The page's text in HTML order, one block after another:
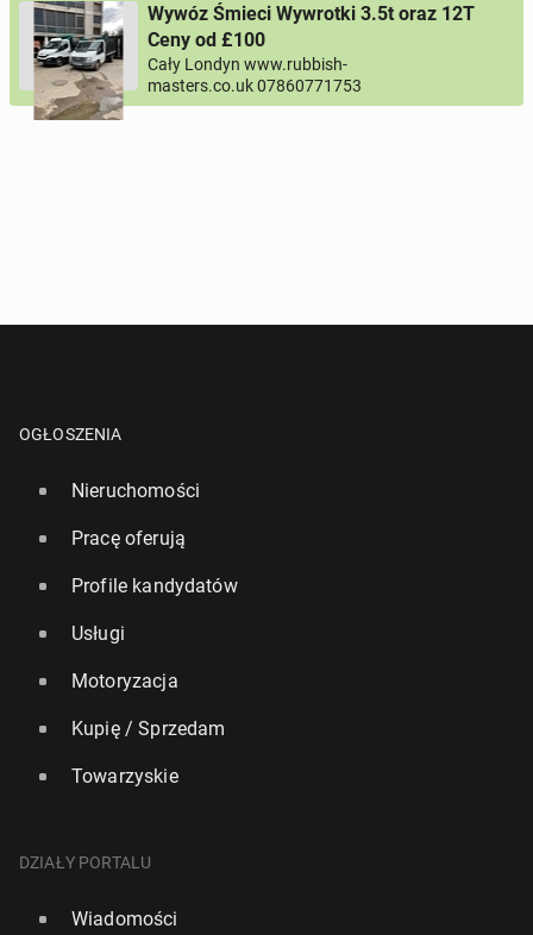
Numer telefon wg wzoru NR KIERUNKOWY KRAJU NR TELEFONU , np.:
+44 7123456789 lub +48 221234567
Pytanie aktywujące
Wywóz Śmieci Wywrotki 3.5t oraz 12T
Ceny od £100
Cały Londyn www.rubbish-
masters.co.uk 07860771753
OGŁOSZENIA
Nieruchomości
Pracę oferują
Profile kandydatów
Usługi
Motoryzacja
Kupię / Sprzedam
Towarzyskie
DZIAŁY PORTALU
Wiadomości